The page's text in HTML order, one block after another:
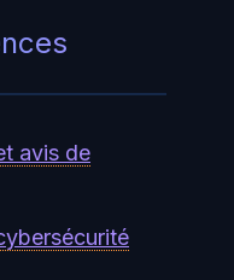
avis de